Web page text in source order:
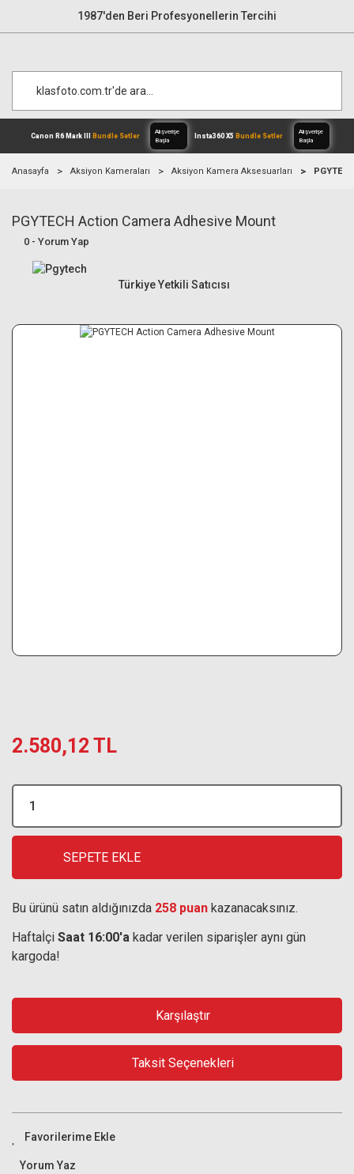
1987'den Beri Profesyonellerin Tercihi
Canon R6 Mark IIIBundle Setler
Alışverişe
Anasayfa Aksiyon Kameraları Aksiyon Kamera Aksesuarları
PGYTECH Action Camera Adhesive Mount
0 - Yorum Yap
Türkiye Yetkili Satıcısı
2.580,12 TL
SEPETE EKLE
Bu ürünü satın aldığınızda 258 puan kazanacaksınız.
Haftaİçi Saat 16:00'a kadar verilen siparişler aynı gün
kargoda!
Karşılaştır
Taksit Seçenekleri
Yorum Yaz